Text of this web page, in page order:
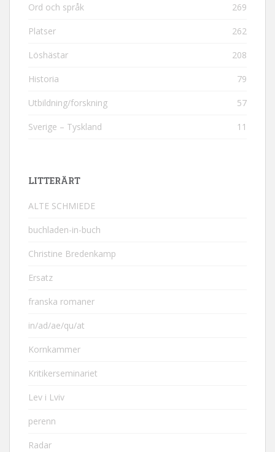
Ord och språk 269
Platser 262
Löshästar 208
Historia 79
Utbildning/forskning 57
Sverige – Tyskland 11
LITTERÄRT
ALTE SCHMIEDE
buchladen-in-buch
Christine Bredenkamp
Ersatz
franska romaner
in/ad/ae/qu/at
Kornkammer
Kritikerseminariet
Lev i Lviv
perenn
Radar